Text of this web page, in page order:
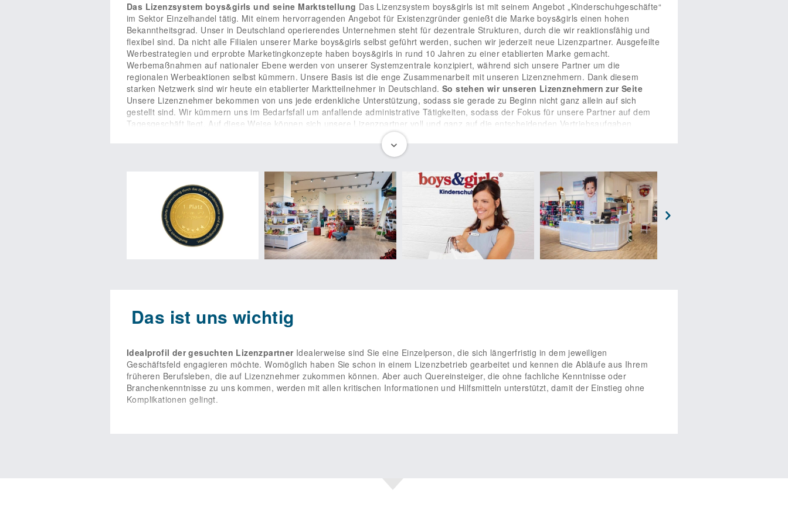
Das Lizenzsystem boys&girls und seine Marktstellung Das Lizenzsystem boys&girls ist mit seinem Angebot „Kinderschuhgeschäfte“
im Sektor Einzelhandel tätig. Mit einem hervorragenden Angebot für Existenzgründer genießt die Marke boys&girls einen hohen
Bekanntheitsgrad. Unser in Deutschland operierendes Unternehmen steht für dezentrale Strukturen, durch die wir reaktionsfähig und
flexibel sind. Da nicht alle Filialen unserer Marke boys&girls selbst geführt werden, suchen wir jederzeit neue Lizenzpartner. Ausgefeilte
Werbestrategien und erprobte Marketingkonzepte haben boys&girls in rund 10 Jahren zu einer etablierten Marke gemacht.
Werbemaßnahmen auf nationaler Ebene werden von unserer Systemzentrale konzipiert, während sich unsere Partner um die
regionalen Werbeaktionen selbst kümmern. Unsere Basis ist die enge Zusammenarbeit mit unseren Lizenznehmern. Dank diesem
starken Netzwerk sind wir heute ein etablierter Marktteilnehmer in Deutschland. So stehen wir unseren Lizenznehmern zur Seite
Unsere Lizenznehmer bekommen von uns jede erdenkliche Unterstützung, sodass sie gerade zu Beginn nicht ganz allein auf sich
gestellt sind. Wir kümmern uns im Bedarfsfall um anfallende administrative Tätigkeiten, sodass der Fokus für unsere Partner auf dem
Tagesgeschäft liegt. Auf diese Weise können sich unsere Lizenzpartner voll und ganz auf die entscheidenden Vertriebsaufgaben
fokussieren, die den geschäftlichen Erfolg sichern. Um bei der Existenzgründung möglichst günstige Bedingungen für den nachhaltigen
Erfolg zu schaffen und die anfallenden Kosten zu begrenzen, stellen wir unseren Lizenznehmern abgestimmte Leistungen zur
Verfügung. Damit unsere Partner sich bei der Leitung eines Partnerbetriebes auf eine laufende Fortbildung stützen können, bieten wir
ständig neue Schulungen an und stehen bei Fragen jederzeit zur Seite. Sie nutzen das renommierte Wissen von boys&girls und das
attraktive und qualitativ hochwertige Sortiment an Produkten und profitieren von der Möglichkeit, bei uns zentral einzukaufen. Durch
unsere erfahrenen Marketingexperten werden Werbekonzeptionen angefertigt, die sich auf intensive Marktforschungsstudien stützen
und die vor Ort implementiert werden. So werden unsere Partner Teilnehmer in einem starken Werbenetz. Bei boys&girls versteht man
sich mit seinen Lizenznehmern als Partner, die sich laufend über Vorkommnisse und Neuigkeiten austauschen. Informationen und
Hilfsmittel für die Bereiche Personalbeschaffung, -führung und -entwicklung stehen zur Verfügung.Lizenzvereinbarung
Nach
Abschluss einer Lizenzvereinbarung ist die Dauer des Vertrags unbefristet. Eröffnen Sie bei Ihnen vor Ort einen neuen
Einzelhandelsbetrieb. Wir freuen uns darauf, von Ihnen zu hören! Boys&girls
Das ist uns wichtig
Idealprofil der gesuchten LizenzpartnerIdealerweise sind Sie eine Einzelperson, die sich längerfristig in dem jeweiligen
Geschäftsfeld engagieren möchte. Womöglich haben Sie schon in einem Lizenzbetrieb gearbeitet und kennen die Abläufe aus Ihrem
früheren Berufsleben, die auf Lizenznehmer zukommen können. Aber auch Quereinsteiger, die ohne fachliche Kenntnisse oder
Branchenkenntnisse zu uns kommen, werden mit allen kritischen Informationen und Hilfsmitteln unterstützt, damit der Einstieg ohne
Komplikationen gelingt.